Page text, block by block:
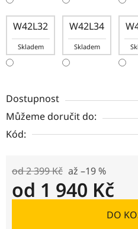
W42L32
Skladem
W42L34
Skladem
Dostupnost
Můžeme doručit do:
Kód:
od 2 399 Kč až –19 %
od 1 940 Kč
DO